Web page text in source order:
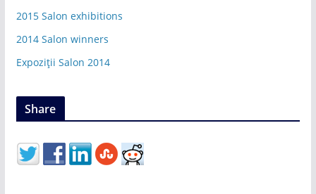
2015 Salon exhibitions
2014 Salon winners
Expoziții Salon 2014
Share